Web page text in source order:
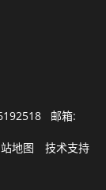
邮箱:
地图 技术支持